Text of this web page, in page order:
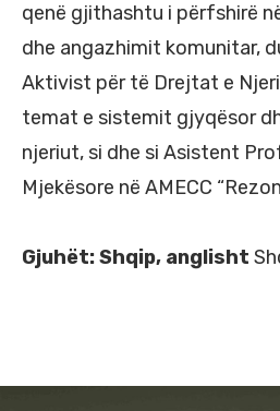
qenë gjithashtu i përfshirë
dhe angazhimit komunitar,
Aktivist për të Drejtat e
temat e sistemit gjyqësor
njeriut, si dhe si Asistent
Mjekësore në AMECC
Gjuhët: Shqip, anglisht